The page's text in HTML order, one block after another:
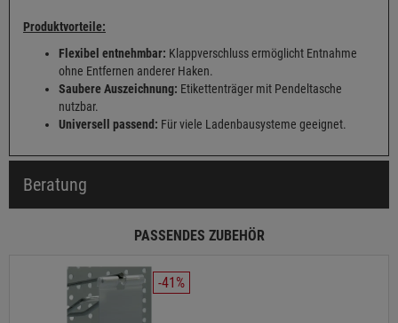
Produktvorteile:
Flexibel entnehmbar: Klappverschluss ermöglicht Entnahme
ohne Entfernen anderer Haken.
Saubere Auszeichnung: Etikettenträger mit Pendeltasche
nutzbar.
Universell passend: Für viele Ladenbausysteme geeignet.
Beratung
PASSENDES ZUBEHÖR
-41%